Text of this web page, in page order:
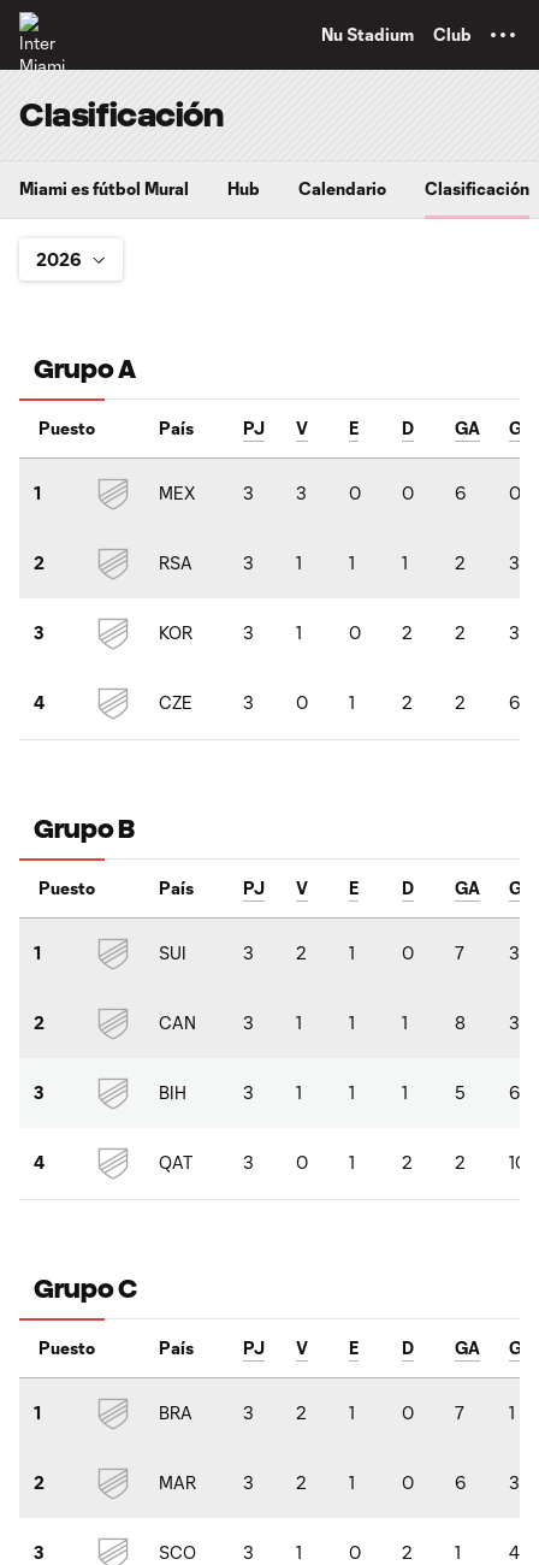
Nu Stadium Club
Clasificación
Miami es fútbol Mural Hub Calendario Clasificación
Grupo A
Puesto País PJ V E D GA GC
1 MEX 3 3 0 0 6 0
2 RSA 3 1 1 1 2 3
3 KOR 3 1 0 2 2 3
4 CZE 3 0 1 2 2 6
Grupo B
Puesto País PJ V E D GA GC
1 SUI 3 2 1 0 7 3
2 CAN 3 1 1 1 8 3
3 BIH 3 1 1 1 5 6
4 QAT 3 0 1 2 2 10
Grupo C
Puesto País PJ V E D GA GC
1 BRA 3 2 1 0 7 1
2 MAR 3 2 1 0 6 3
3 SCO 3 1 0 2 1 4